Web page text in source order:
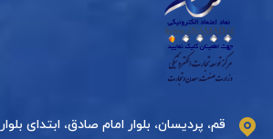
قم، پردیسان، بلوار امام صادق، ابتدای